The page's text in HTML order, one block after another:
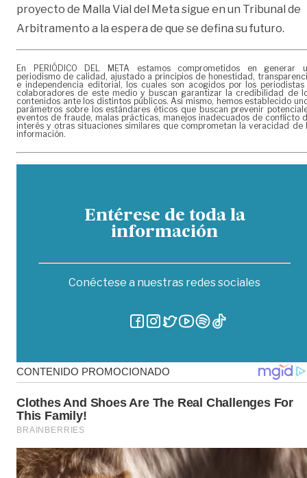
proyecto de Malla Vial del Meta sigue en un Tribunal de
Arbitramento a la espera de que se defina su futuro.
En PERIÓDICO DEL META estamos comprometidos en generar
periodismo de calidad, ajustado a principios de honestidad,
e independencia editorial, los cuales son acogidos por los periodistas
colaboradores de este medio y buscan garantizar la credibilidad de
contenidos ante los distintos públicos. Así mismo, hemos establecido
parámetros sobre los estándares éticos que buscan prevenir
eventos de fraude, malas prácticas, manejos inadecuados de conflicto
interés y otras situaciones similares que comprometan la veracidad de
información.
Entérese de toda la
información
Conéctese a nuestras redes sociales